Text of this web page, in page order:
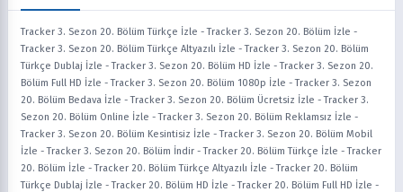
Tracker 3. Sezon 20. Bölüm Türkçe İzle -Tracker 3. Sezon 20. Bölüm İzle -
Tracker 3. Sezon 20. Bölüm Türkçe Altyazılı İzle -Tracker 3. Sezon 20. Bölüm
Türkçe Dublaj İzle -Tracker 3. Sezon 20. Bölüm HD İzle -Tracker 3. Sezon 20.
Bölüm Full HD İzle -Tracker 3. Sezon 20. Bölüm 1080p İzle -Tracker 3. Sezon
20. Bölüm Bedava İzle -Tracker 3. Sezon 20. Bölüm Ücretsiz İzle -Tracker 3.
Sezon 20. Bölüm Online İzle -Tracker 3. Sezon 20. Bölüm Reklamsız İzle -
Tracker 3. Sezon 20. Bölüm Kesintisiz İzle -Tracker 3. Sezon 20. Bölüm Mobil
İzle -Tracker 3. Sezon 20. Bölüm İndir -Tracker 20. Bölüm Türkçe İzle -Tracker
20. Bölüm İzle -Tracker 20. Bölüm Türkçe Altyazılı İzle -Tracker 20. Bölüm
Türkçe Dublaj İzle -Tracker 20. Bölüm HD İzle -Tracker 20. Bölüm Full HD İzle -